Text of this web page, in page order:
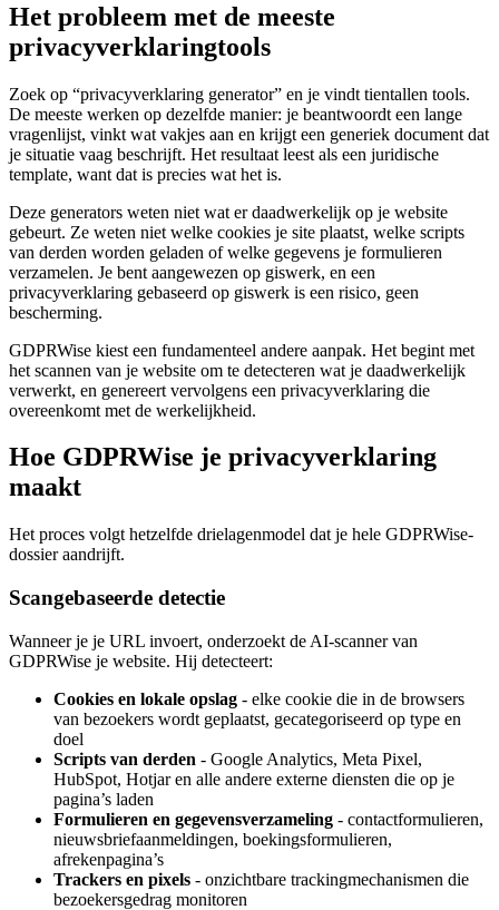
Het probleem met de meeste
privacyverklaringtools
Zoek op “privacyverklaring generator” en je vindt tientallen tools.
De meeste werken op dezelfde manier: je beantwoordt een lange
vragenlijst, vinkt wat vakjes aan en krijgt een generiek document dat
je situatie vaag beschrijft. Het resultaat leest als een juridische
template, want dat is precies wat het is.
Deze generators weten niet wat er daadwerkelijk op je website
gebeurt. Ze weten niet welke cookies je site plaatst, welke scripts
van derden worden geladen of welke gegevens je formulieren
verzamelen. Je bent aangewezen op giswerk, en een
privacyverklaring gebaseerd op giswerk is een risico, geen
bescherming.
GDPRWise kiest een fundamenteel andere aanpak. Het begint met
het scannen van je website om te detecteren wat je daadwerkelijk
verwerkt, en genereert vervolgens een privacyverklaring die
overeenkomt met de werkelijkheid.
Hoe GDPRWise je privacyverklaring
maakt
Het proces volgt hetzelfde drielagenmodel dat je hele GDPRWise-
dossier aandrijft.
Scangebaseerde detectie
Wanneer je je URL invoert, onderzoekt de AI-scanner van
GDPRWise je website. Hij detecteert:
Cookies en lokale opslag - elke cookie die in de browsers
van bezoekers wordt geplaatst, gecategoriseerd op type en
doel
Scripts van derden - Google Analytics, Meta Pixel,
HubSpot, Hotjar en alle andere externe diensten die op je
pagina’s laden
Formulieren en gegevensverzameling - contactformulieren,
nieuwsbriefaanmeldingen, boekingsformulieren,
afrekenpagina’s
Trackers en pixels - onzichtbare trackingmechanismen die
bezoekersgedrag monitoren